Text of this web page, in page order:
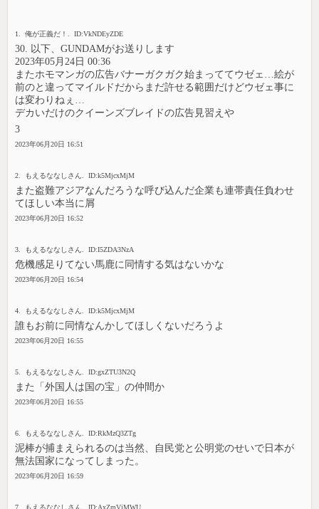
1. 俺が正義だ！. ID:VkNDEyZDE
30. 以下、GUNDAMがお送りします
2023年05月24日 00:36
またホモマンガの広告バナーガクガク始まっててウゼェ…絵が
前のと違ってマイルドだからまだ許せる範囲だけどウゼェ事に
は変わりねぇ…
デカいだけのクイーンズブレイドの広告見習えや
3
2023年06月20日 16:51
2. もえるななしさん. ID:k5MjcxMjM
また盗難アジアなんだろうな呼び込んだ企業も連帯責任負わせ
てほしい本当に屑
2023年06月20日 16:52
3. もえるななしさん. ID:I5ZDA3NzA
危機感足りてない馬鹿に同情する気はないかな
2023年06月20日 16:54
4. もえるななしさん. ID:k5MjcxMjM
誰もお前に同情なんかしてほしくないだろうよ
2023年06月20日 16:55
5. もえるななしさん. ID:gxZTU3N2Q
また「外国人は国の宝」の仲間か
2023年06月20日 16:55
6. もえるななしさん. ID:RkMzQ3ZTg
泥棒が捕まえられるのは当然、自民党と公明党のせいで日本が
無法国家になってしまった。
2023年06月20日 16:59
7. もえるななしさん. ID:AxZmVjMWU